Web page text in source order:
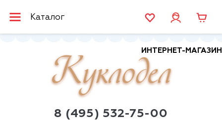
Каталог
ИНТЕРНЕТ-МАГАЗИН
Куклодел
8 (495) 532-75-00